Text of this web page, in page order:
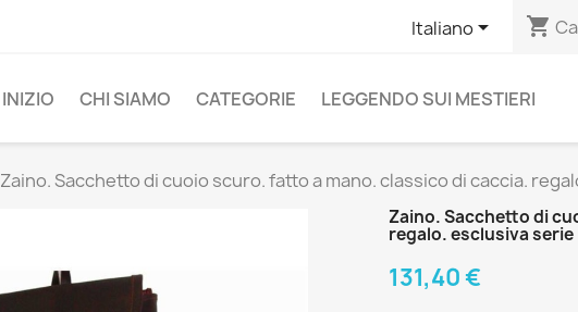
Italiano shopping_cart
INIZIO CHI SIAMO CATEGORIE LEGGENDO SUI MESTIERI
Zaino. Sacchetto di cuoio scuro. fatto a mano. classico di caccia.
Zaino. Sacchetto di
regalo. esclusiva serie
131,40 €